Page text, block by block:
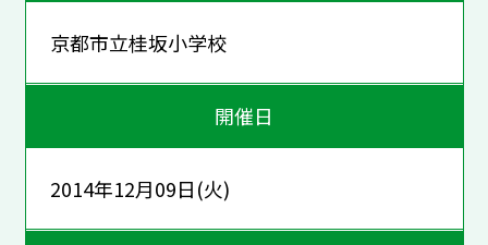
京都市立桂坂小学校
開催日
2014年12月09日(火)